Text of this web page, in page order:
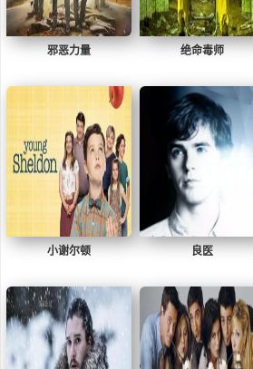
邪恶力量 绝命毒师
小谢尔顿 良医